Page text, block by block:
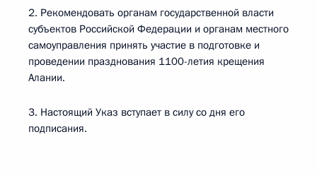
2. Рекомендовать органам государственной власти
субъектов Российской Федерации и органам местного
самоуправления принять участие в подготовке и
проведении празднования 1100-летия крещения
Алании.
3. Настоящий Указ вступает в силу со дня его
подписания.